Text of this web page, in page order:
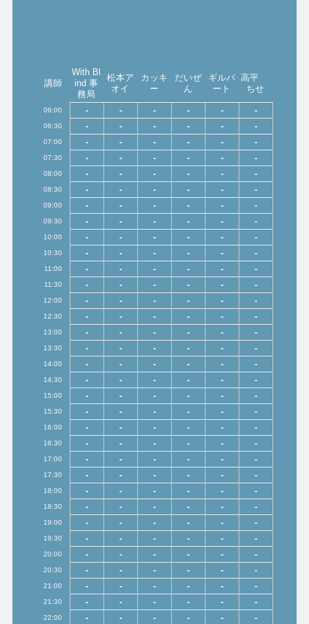
講師
With Bl
ind 事
務局
松本ア
オイ
カッキ
ー
だいぜ
ん
ギルバ
ート
高平
ちせ
06:00 - - - - - -
06:30 - - - - - -
07:00 - - - - - -
07:30 - - - - - -
08:00 - - - - - -
08:30 - - - - - -
09:00 - - - - - -
09:30 - - - - - -
10:00 - - - - - -
10:30 - - - - - -
11:00 - - - - - -
11:30 - - - - - -
12:00 - - - - - -
12:30 - - - - - -
13:00 - - - - - -
13:30 - - - - - -
14:00 - - - - - -
14:30 - - - - - -
15:00 - - - - - -
15:30 - - - - - -
16:00 - - - - - -
16:30 - - - - - -
17:00 - - - - - -
17:30 - - - - - -
18:00 - - - - - -
18:30 - - - - - -
19:00 - - - - - -
19:30 - - - - - -
20:00 - - - - - -
20:30 - - - - - -
21:00 - - - - - -
21:30 - - - - - -
22:00 - - - - - -